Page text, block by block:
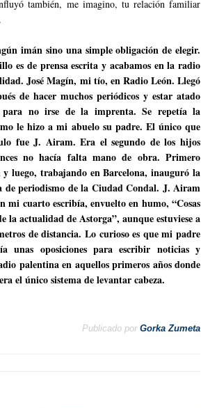
también, me imagino, tu relación familiar
imán sino una simple obligación de elegir.
es de prensa escrita y acabamos en la radio
José Magín, mi tío, en Radio León. Llegó
de hacer muchos periódicos y estar atado
no irse de la imprenta. Se repetía la
le hizo a mi abuelo su padre. El único que
fue J. Airam. Era el segundo de los hijos
no hacía falta mano de obra. Primero
luego, trabajando en Barcelona, inauguró la
de periodismo de la Ciudad Condal. J. Airam
mi cuarto escribía, envuelto en humo, “Cosas
la actualidad de Astorga”, aunque estuviese a
de distancia. Lo curioso es que mi padre
unas oposiciones para escribir noticias y
palentina en aquellos primeros años donde
el único sistema de levantar cabeza.
Publicado por Gorka Zumeta